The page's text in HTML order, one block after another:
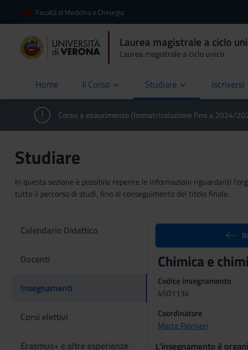
Facoltà di Medicina e Chirurgia
Laurea magistrale a ciclo
Laurea magistrale a ciclo unico
Home
current Il Corso Studiare Iscriversi
Corso a esaurimento (Immatricolazione fino a 2024/
Studiare
In questa sezione è possibile reperire le informazioni riguardanti
tutto il percorso di studi, fino al conseguimento del titolo finale.
Calendario Didattico
Docenti
Insegnamenti
Corsi elettivi
Erasmus+ e altre esperienze
Chimica e
Codice insegnamento
4S01134
Coordinatore
Marta Palmieri
L'insegnamento è